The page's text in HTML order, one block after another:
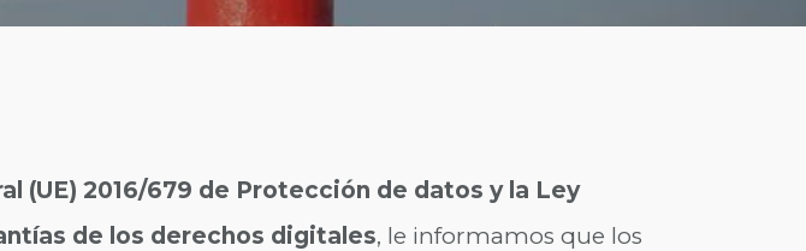
(UE) 2016/679 de Protección de datos y la Ley
de los derechos digitales, le informamos que los